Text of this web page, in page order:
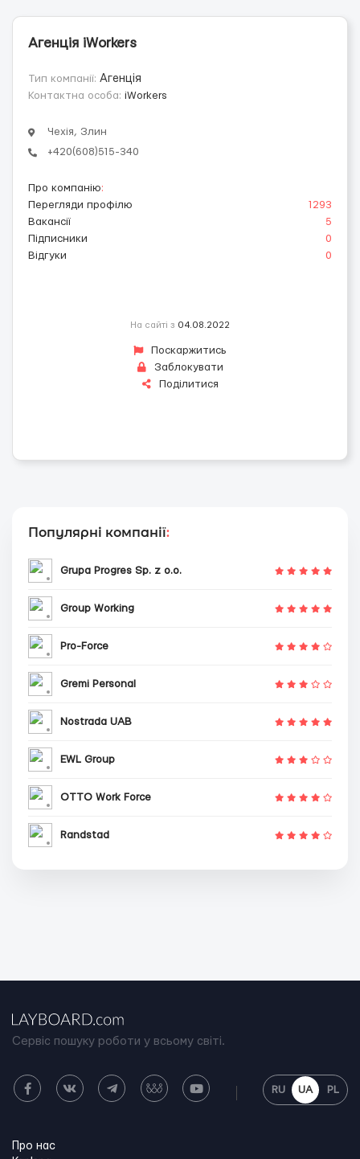
Агенція iWorkers
Тип компанії: Агенція
Контактна особа: iWorkers
Чехія, Злин
+420(608)515-340
Про компанію:
Перегляди профілю
1293
Вакансії
5
Підписники
0
Відгуки
0
На сайті з 04.08.2022
Поскаржитись
Заблокувати
Поділитися
Популярні компанії:
Grupa Progres Sp. z o.o.
Group Working
Pro-Force
Gremi Personal
Nostrada UAB
EWL Group
OTTO Work Force
Randstad
Сервіс пошуку роботи у всьому світі.
RU UA PL
Про нас